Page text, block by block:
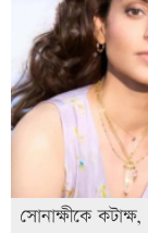
সোনাক্ষীকে